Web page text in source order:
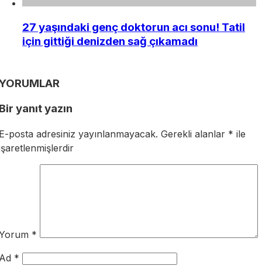
27 yaşındaki genç doktorun acı sonu! Tatil
için gittiği denizden sağ çıkamadı
yanıt yazın
posta adresiniz yayınlanmayacak. Gerekli alanlar * ile
*
*